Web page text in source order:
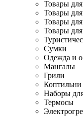
Товары
Товары
Товары
Товары
Сумки
Одежда и
Мангалы
Грили
Коптильни
Наборы
Термосы